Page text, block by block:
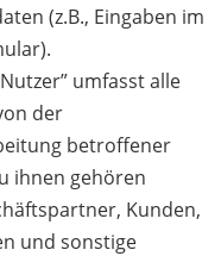
(z.B., Eingaben im
umfasst alle
der
betroffener
ihnen gehören
Kunden,
und sonstige